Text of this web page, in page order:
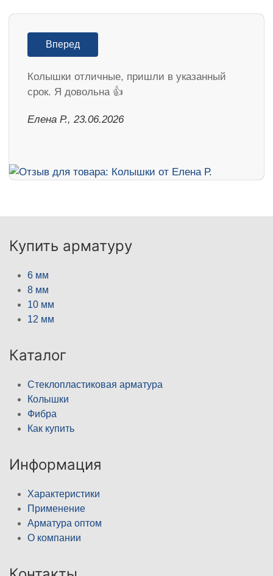
Вперед
Колышки отличные, пришли в указанный
срок. Я довольна 👍
Елена Р., 23.06.2026
Купить арматуру
6 мм
8 мм
10 мм
12 мм
Каталог
Стеклопластиковая арматура
Колышки
Фибра
Как купить
Информация
Характеристики
Применение
Арматура оптом
О компании